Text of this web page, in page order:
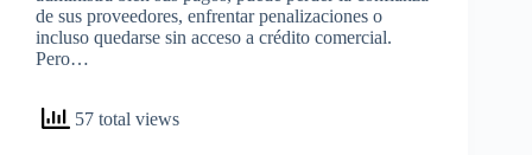
de sus proveedores, enfrentar penalizaciones o
incluso quedarse sin acceso a crédito comercial.
Pero…
57 total views